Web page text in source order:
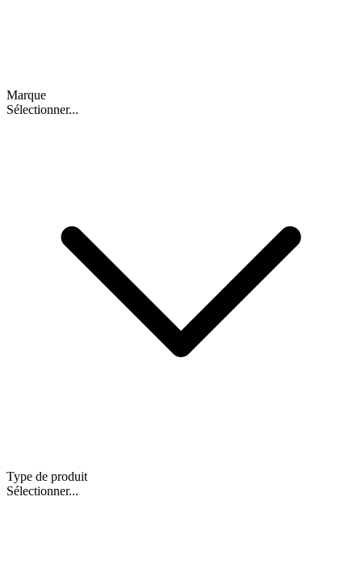
Marque
Sélectionner...
Type de produit
Sélectionner...